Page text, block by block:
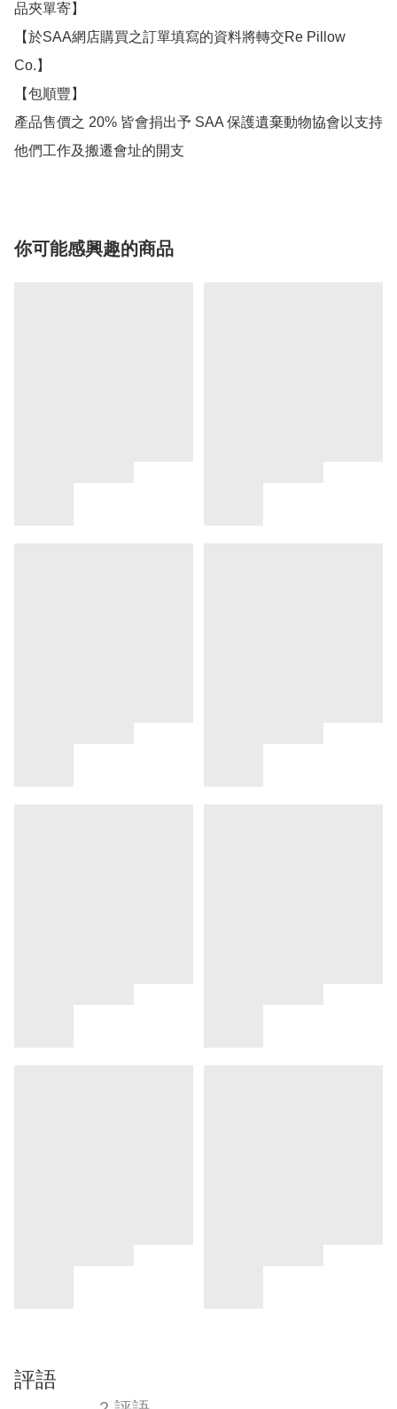
品夾單寄】
【於SAA網店購買之訂單填寫的資料將轉交Re Pillow
Co.】
【包順豐】
產品售價之 20% 皆會捐出予 SAA 保護遺棄動物協會以支持
他們工作及搬遷會址的開支
你可能感興趣的商品
評語